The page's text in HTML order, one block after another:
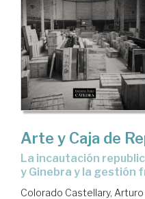
Arte y Caja de
la incautación republicana, la evacuación a México
y Ginebra y la gestión
Colorado Castellary, Arturo